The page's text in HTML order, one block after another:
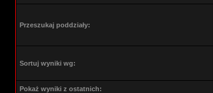
Przeszukaj poddziały:
Sortuj wyniki wg:
Pokaż wyniki z ostatnich: